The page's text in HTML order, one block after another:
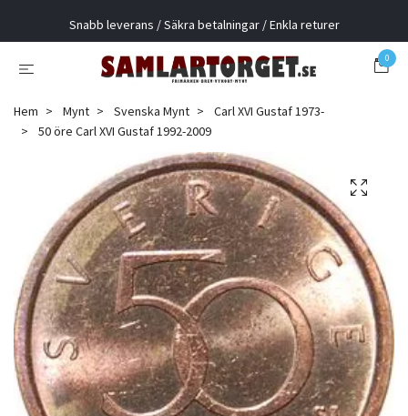
Snabb leverans / Säkra betalningar / Enkla returer
0
Hem Mynt Svenska Mynt
Carl XVI Gustaf 1973-
50 öre Carl XVI Gustaf 1992-2009